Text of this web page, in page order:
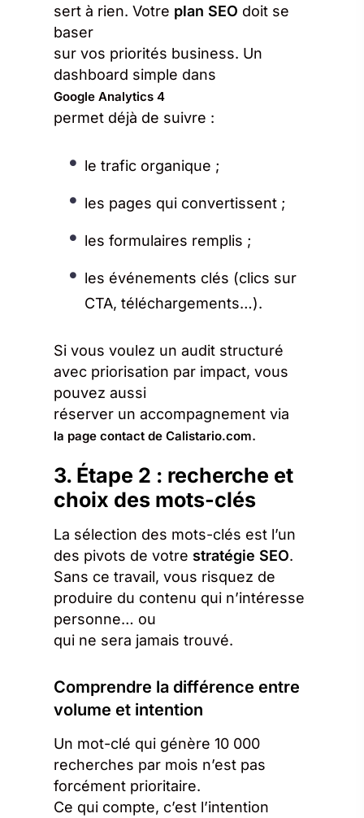
sert à rien. Votre plan SEO doit se
baser
sur vos priorités business. Un
dashboard simple dans
Google Analytics 4
permet déjà de suivre :
le trafic organique ;
les pages qui convertissent ;
les formulaires remplis ;
les événements clés (clics sur
CTA, téléchargements…).
Si vous voulez un audit structuré
avec priorisation par impact, vous
pouvez aussi
réserver un accompagnement via
la page contact de Calistario.com.
3. Étape 2 : recherche et
choix des mots-clés
La sélection des mots-clés est l’un
des pivots de votre stratégie SEO.
Sans ce travail, vous risquez de
produire du contenu qui n’intéresse
personne… ou
qui ne sera jamais trouvé.
Comprendre la différence entre
volume et intention
Un mot-clé qui génère 10 000
recherches par mois n’est pas
forcément prioritaire.
Ce qui compte, c’est l’intention